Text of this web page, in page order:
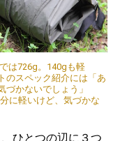
は726g。140gも軽
スペック紹介には「あ
かないでしょう」
に軽いけど、気づかな
ひとつの辺に３つ